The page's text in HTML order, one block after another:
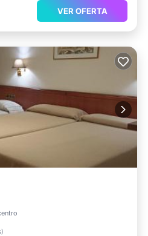
VER OFERTA
)
vehículos eléctricos
Aire acondicionado